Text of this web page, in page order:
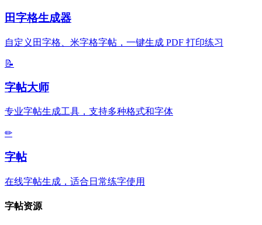
田字格生成器
自定义田字格、米字格字帖，一键生成 PDF 打印练习
📝
字帖大师
专业字帖生成工具，支持多种格式和字体
✏
字帖
在线字帖生成，适合日常练字使用
字帖资源